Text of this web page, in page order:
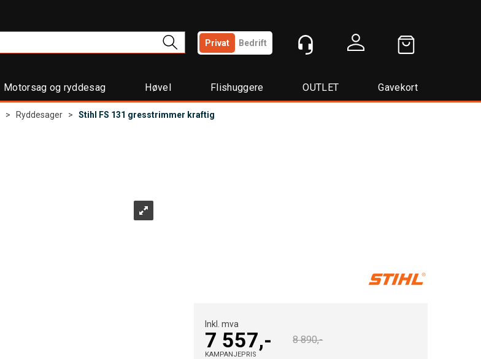
Privat Bedrift
Motorsag og ryddesag Høvel Flishuggere OUTLET Gavekort
> Ryddesager > Stihl FS 131 gresstrimmer kraftig
Inkl. mva
7 557,-
KAMPANJEPRIS
8 890,-